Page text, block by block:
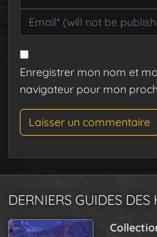
Enregistrer mon nom et
navigateur pour mon
DERNIERS GUIDES DES